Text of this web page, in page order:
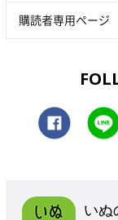
購読者専用ページ
いぬ